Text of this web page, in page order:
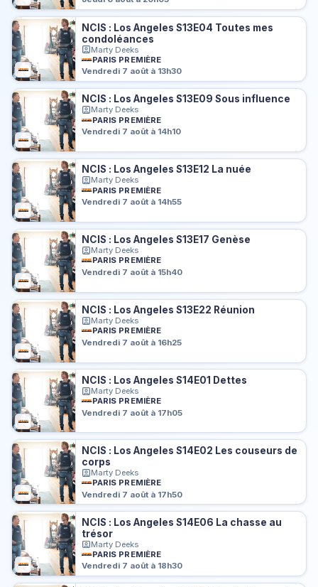
NCIS : Los Angeles S13E04 Toutes mes
condoléances
Marty Deeks
PARIS PREMIÈRE
Vendredi 7 août à 13h30
NCIS : Los Angeles S13E09 Sous influence
Marty Deeks
PARIS PREMIÈRE
Vendredi 7 août à 14h10
NCIS : Los Angeles S13E12 La nuée
Marty Deeks
PARIS PREMIÈRE
Vendredi 7 août à 14h55
NCIS : Los Angeles S13E17 Genèse
Marty Deeks
PARIS PREMIÈRE
Vendredi 7 août à 15h40
NCIS : Los Angeles S13E22 Réunion
Marty Deeks
PARIS PREMIÈRE
Vendredi 7 août à 16h25
NCIS : Los Angeles S14E01 Dettes
Marty Deeks
PARIS PREMIÈRE
Vendredi 7 août à 17h05
NCIS : Los Angeles S14E02 Les couseurs de
corps
Marty Deeks
PARIS PREMIÈRE
Vendredi 7 août à 17h50
NCIS : Los Angeles S14E06 La chasse au
trésor
Marty Deeks
PARIS PREMIÈRE
Vendredi 7 août à 18h30